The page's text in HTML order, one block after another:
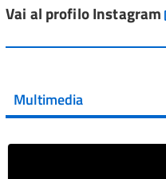
Vai al post →
Vai al post →
Vai al profilo Instagram
Multimedia